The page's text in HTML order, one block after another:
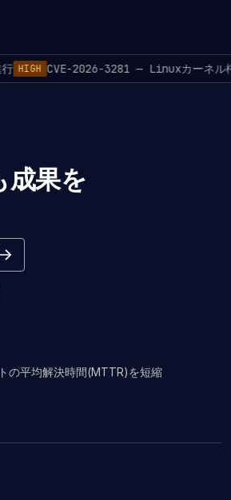
CVE-2026-3281 — Linuxカーネル権
成果を
の平均解決時間(MTTR)を短縮